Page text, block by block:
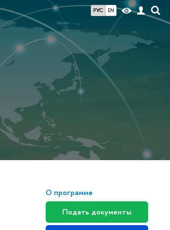
РУС EN
О программе
Подать документы